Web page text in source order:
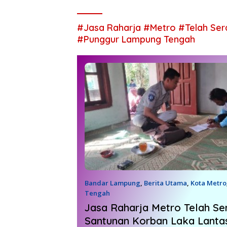
#Jasa Raharja #Metro #Telah
#Punggur Lampung Tengah
Bandar Lampung, Berita Utama, Kota Metro
Tengah
25 Juli 2022
Jasa Raharja Metro Telah
Santunan Korban Laka